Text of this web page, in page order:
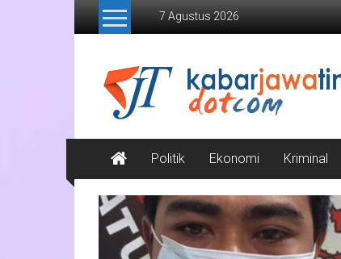
Lompat
7 Agustus 2026
Kabar
Jawa
Timur
Media
Online
Jawa
Timur
Politik Ekonomi Kriminal